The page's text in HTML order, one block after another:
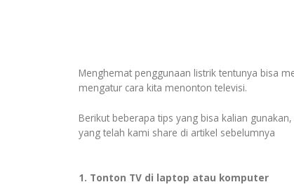
Menghemat penggunaan listrik tentunya bisa
mengatur cara kita menonton televisi.
Berikut beberapa tips yang bisa kalian
yang telah kami share di artikel sebelumnya
1. Tonton TV di laptop atau komputer